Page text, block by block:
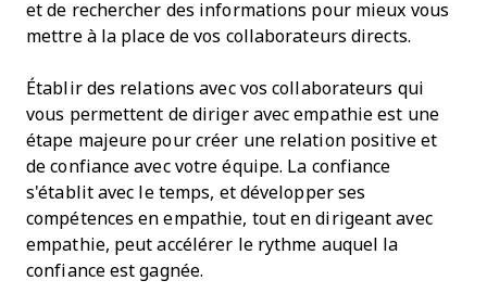
et de rechercher des informations pour mieux vous
mettre à la place de vos collaborateurs directs.
Établir des relations avec vos collaborateurs qui
vous permettent de diriger avec empathie est une
étape majeure pour créer une relation positive et
de confiance avec votre équipe. La confiance
s'établit avec le temps, et développer ses
compétences en empathie, tout en dirigeant avec
empathie, peut accélérer le rythme auquel la
confiance est gagnée.